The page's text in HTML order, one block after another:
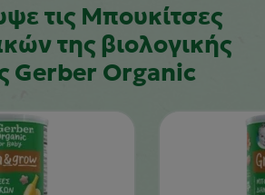
τις Μπουκίτσες
της βιολογικής
Gerber Organic